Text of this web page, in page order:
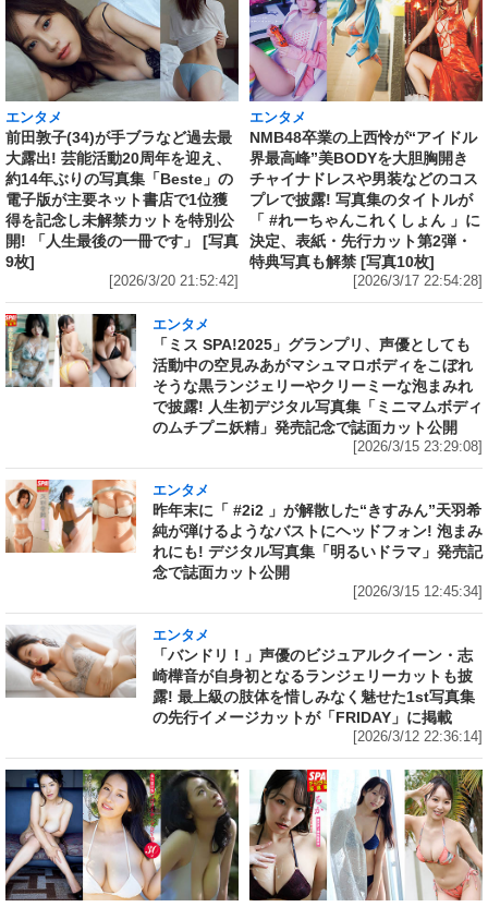
エンタメ
前田敦子(34)が手ブラなど過去最
大露出! 芸能活動20周年を迎え、
約14年ぶりの写真集「Beste」の
電子版が主要ネット書店で1位獲
得を記念し未解禁カットを特別公
開! 「人生最後の一冊です」 [写真
9枚]
[2026/3/20 21:52:42]
エンタメ
NMB48卒業の上西怜が“アイドル
界最高峰”美BODYを大胆胸開き
チャイナドレスや男装などのコス
プレで披露! 写真集のタイトルが
「 #れーちゃんこれくしょん 」に
決定、表紙・先行カット第2弾・
特典写真も解禁 [写真10枚]
[2026/3/17 22:54:28]
エンタメ
「ミス SPA!2025」グランプリ、声優としても
活動中の空見みあがマシュマロボディをこぼれ
そうな黒ランジェリーやクリーミーな泡まみれ
で披露! 人生初デジタル写真集「ミニマムボディ
のムチプニ妖精」発売記念で誌面カット公開
[2026/3/15 23:29:08]
エンタメ
昨年末に「 #2i2 」が解散した“きすみん”天羽希
純が弾けるようなバストにヘッドフォン! 泡まみ
れにも! デジタル写真集「明るいドラマ」発売記
念で誌面カット公開
[2026/3/15 12:45:34]
エンタメ
「バンドリ！」声優のビジュアルクイーン・志
崎樺音が自身初となるランジェリーカットも披
露! 最上級の肢体を惜しみなく魅せた1st写真集
の先行イメージカットが「FRIDAY」に掲載
[2026/3/12 22:36:14]